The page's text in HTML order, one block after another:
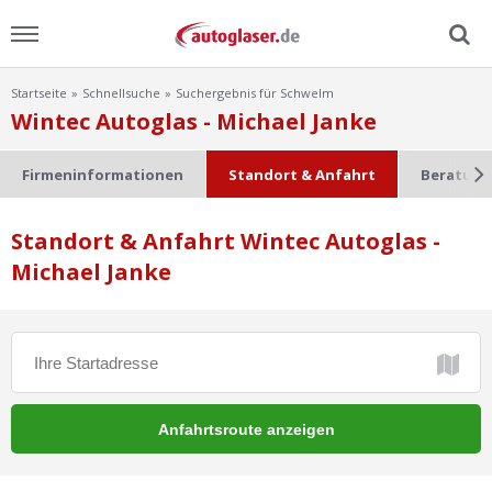
Menu
Home
Ratgeber
Scheibensuche
Startseite Schnellsuche Suchergebnis für Schwelm
Wintec Autoglas - Michael Janke
Firmeninformationen Standort & Anfahrt
Standort & Anfahrt Wintec Autoglas -
Michael Janke